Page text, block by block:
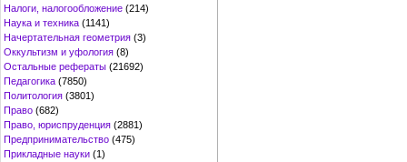
Налоги, налогообложение (214)
Наука и техника (1141)
Начертательная геометрия (3)
Оккультизм и уфология (8)
Остальные рефераты (21692)
Педагогика (7850)
Политология (3801)
Право (682)
Право, юриспруденция (2881)
Предпринимательство (475)
Прикладные науки (1)